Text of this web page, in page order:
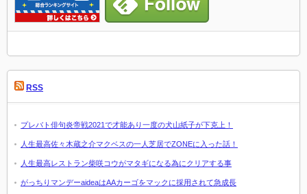
RSS
プレバト俳句炎帝戦2021で才能あり一度の犬山紙子が下克上！
人生最高佐々木蔵之介マクベスの一人芝居でZONEに入った話！
人生最高レストラン柴咲コウがマタギになる為にクリアする事
がっちりマンデーaideaはAAカーゴをマックに採用されて急成長